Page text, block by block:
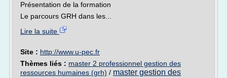
Présentation de la formation
Le parcours GRH dans les...
Lire la suite
Site : http://www.u-pec.fr
Thèmes liés : master 2 professionnel gestion des
ressources humaines (grh) / master gestion des